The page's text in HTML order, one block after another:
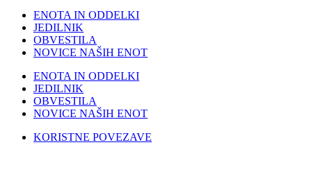
ENOTA IN ODDELKI
JEDILNIK
OBVESTILA
NOVICE NAŠIH ENOT
ENOTA IN ODDELKI
JEDILNIK
OBVESTILA
NOVICE NAŠIH ENOT
KORISTNE POVEZAVE